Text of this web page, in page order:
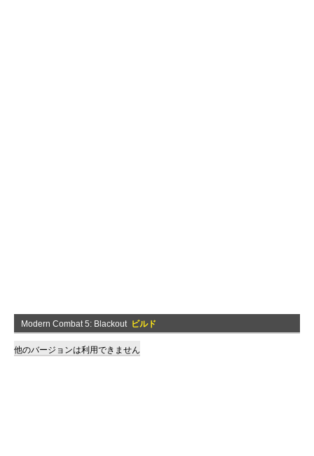
Modern Combat 5: Blackout ビルド
他のバージョンは利用できません